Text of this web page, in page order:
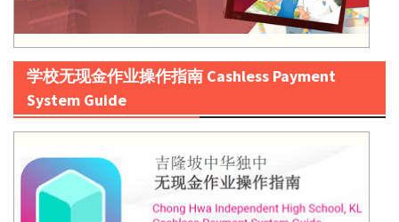
学校无现金作业操作指南 Cashless Payment
System Guide